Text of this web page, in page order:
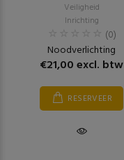
Veiligheid
Inrichting
(0)
Noodverlichting
€21,00 excl. btw
RESERVEER